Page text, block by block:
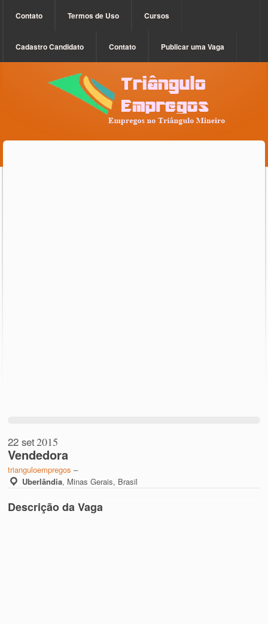
Contato Termos de Uso Cursos
Cadastro Candidato Contato Publicar uma Vaga
22 set2015
Vendedora
trianguloempregos –
Uberlândia, Minas Gerais, Brasil
Descrição da Vaga